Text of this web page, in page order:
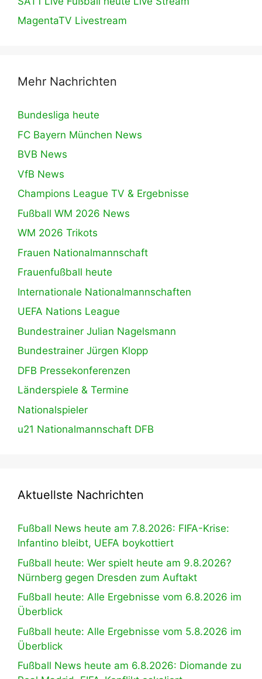
MagentaTV Livestream
Mehr Nachrichten
Bundesliga heute
FC Bayern München News
BVB News
VfB News
Champions League TV & Ergebnisse
Fußball WM 2026 News
WM 2026 Trikots
Frauen Nationalmannschaft
Frauenfußball heute
Internationale Nationalmannschaften
UEFA Nations League
Bundestrainer Julian Nagelsmann
Bundestrainer Jürgen Klopp
DFB Pressekonferenzen
Länderspiele & Termine
Nationalspieler
u21 Nationalmannschaft DFB
Aktuellste Nachrichten
Fußball News heute am 7.8.2026: FIFA-Krise:
Infantino bleibt, UEFA boykottiert
Fußball heute: Wer spielt heute am 9.8.2026?
Nürnberg gegen Dresden zum Auftakt
Fußball heute: Alle Ergebnisse vom 6.8.2026 im
Überblick
Fußball heute: Alle Ergebnisse vom 5.8.2026 im
Überblick
Fußball News heute am 6.8.2026: Diomande zu